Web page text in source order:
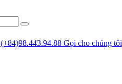
(+84)98.443.94.88 Gọi cho chúng tôi